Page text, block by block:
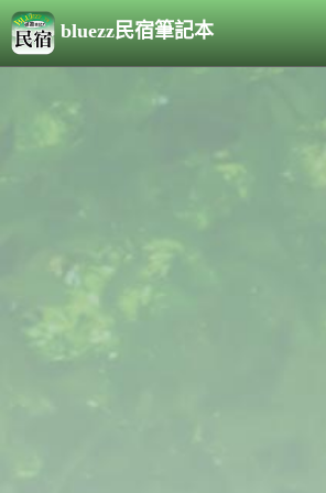
bluezz民宿筆記本